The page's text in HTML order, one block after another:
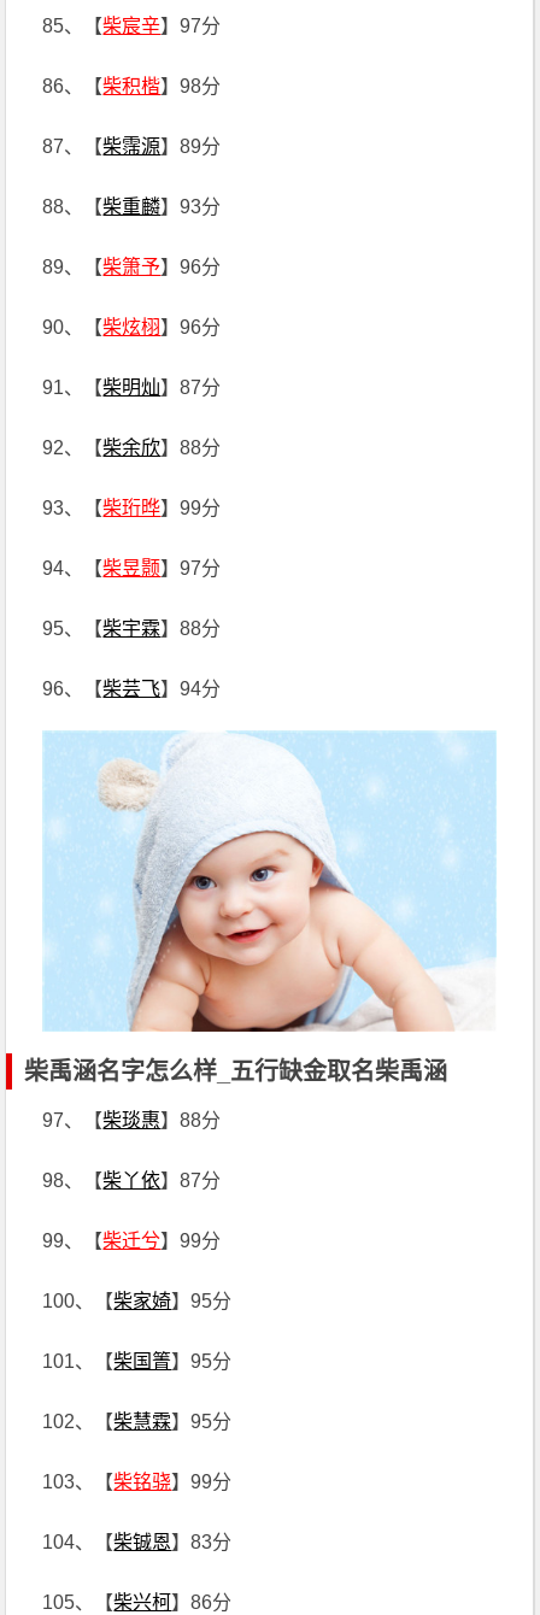
85、【柴宸辛】97分
86、【柴积楷】98分
87、【柴霈源】89分
88、【柴重麟】93分
89、【柴箫予】96分
90、【柴炫栩】96分
91、【柴明灿】87分
92、【柴余欣】88分
93、【柴珩晔】99分
94、【柴昱颢】97分
95、【柴宇霖】88分
96、【柴芸飞】94分
柴禹涵名字怎么样_五行缺金取名柴禹涵
97、【柴琰惠】88分
98、【柴丫依】87分
99、【柴迁兮】99分
100、【柴家婍】95分
101、【柴国箐】95分
102、【柴慧霖】95分
103、【柴铭骁】99分
104、【柴铖恩】83分
105、【柴兴柯】86分